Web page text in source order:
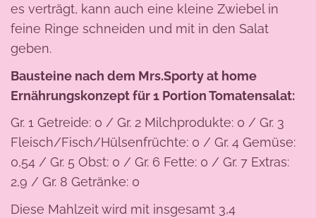
es verträgt, kann auch eine kleine Zwiebel in
feine Ringe schneiden und mit in den Salat
geben.
Bausteine nach dem Mrs.Sporty at home
Ernährungskonzept für 1 Portion Tomatensalat:
Gr. 1 Getreide: 0 / Gr. 2 Milchprodukte: 0 / Gr. 3
Fleisch/Fisch/Hülsenfrüchte: 0 / Gr. 4 Gemüse:
0,54 / Gr. 5 Obst: 0 / Gr. 6 Fette: 0 / Gr. 7 Extras:
2,9 / Gr. 8 Getränke: 0
Diese Mahlzeit wird mit insgesamt 3,4